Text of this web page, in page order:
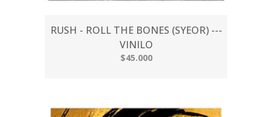
RUSH - ROLL THE BONES (SYEOR) ---
VINILO
$45.000